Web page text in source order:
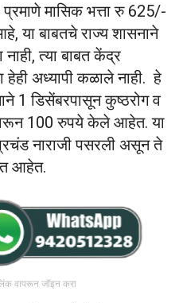
मासिक भत्ता रु 625/-
या बाबतचे राज्य शासनाने
त्या बाबत केंद्र
हेही अध्यापी कळाले नाही. हे
1 डिसेंबरपासून कुष्ठरोग व
वरून 100 रुपये केले आहेत. या
नाराजी पसरली असून ते
आहेत.
वापरून जॉइन करा